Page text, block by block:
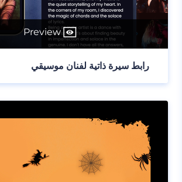
Preview
رابط سيرة ذاتية لفنان موسيقي